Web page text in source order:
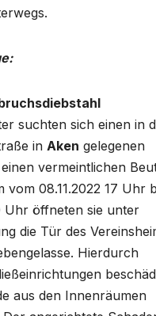
suchten sich einen in
in Aken gelegenen
vermeintlichen
vom 08.11.2022 17 Uhr
Uhr öffneten sie unter
die Tür des
Hierdurch
aus den Innenräumen